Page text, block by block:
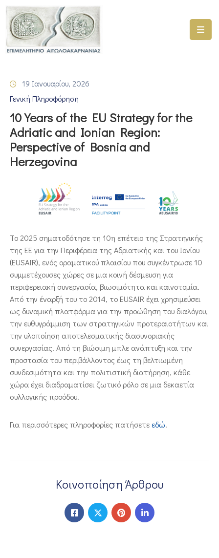
ΑΡΧΙΚΗ
ΓΕΜΗ
–
ΠΡΟΓΡΑΜΜΑΤΑ
ΕΠΙΜΕΛΗΤΗΡΙΟΥ
ΣΥΜΜΕΤΟΧΗ
ΕΤΑΙΡΕΙΕΣ
ΕΠΙΚΑΙΡΟΤΗΤΑ
ΕΠΙΚΟΙΝΩΝΙΑ
19 Ιανουαρίου, 2026
Γενική Πληροφόρηση
10 Years of the EU Strategy for the
Adriatic and Ionian Region:
Perspective of Bosnia and
Herzegovina
Το 2025 σηματοδότησε τη 10η επέτειο της Στρατηγικής
της ΕΕ για την Περιφέρεια της Αδριατικής και του Ιονίου
(EUSAIR), ενός οραματικού πλαισίου που συγκέντρωσε 10
συμμετέχουσες χώρες σε μια κοινή δέσμευση για
περιφερειακή συνεργασία, βιωσιμότητα και καινοτομία.
Από την έναρξή του το 2014, το EUSAIR έχει χρησιμεύσει
ως δυναμική πλατφόρμα για την προώθηση του διαλόγου,
την ευθυγράμμιση των στρατηγικών προτεραιοτήτων και
την υλοποίηση αποτελεσματικής διασυνοριακής
συνεργασίας. Από τη βιώσιμη μπλε ανάπτυξη και την
προστασία του περιβάλλοντος έως τη βελτιωμένη
συνδεσιμότητα και την πολιτιστική διατήρηση, κάθε
χώρα έχει διαδραματίσει ζωτικό ρόλο σε μια δεκαετία
συλλογικής προόδου.
Για περισσότερες πληροφορίες πατήσετεεδώ.
Κοινοποίηση Άρθρου